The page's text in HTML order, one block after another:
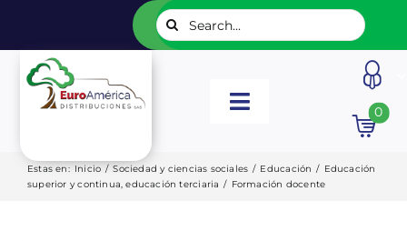
contenido
Buscar:
Toggle
INICIO
0
Estas en: Inicio / Sociedad y ciencias sociales / Educación / Educación
superior y continua, educación terciaria / Formación docente